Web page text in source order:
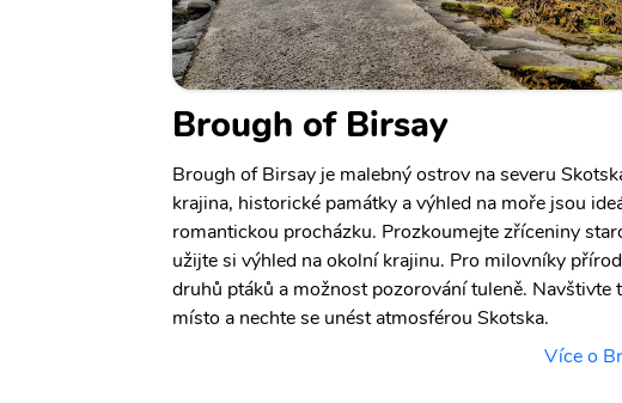
Brough of Birsay
Brough of Birsay je malebný ostrov na severu
krajina, historické památky a výhled na moře jsou
romantickou procházku. Prozkoumejte zříceniny
užijte si výhled na okolní krajinu. Pro milovníky
druhů ptáků a možnost pozorování tuleně. Navštivte
místo a nechte se unést atmosférou Skotska.
Více o